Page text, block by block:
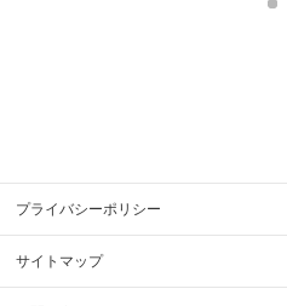
プライバシーポリシー
サイトマップ